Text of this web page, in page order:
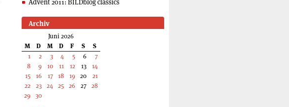
Advent 2011: BILDblog classics
Archiv
Juni 2026
M
D M D F S
S
1
2 3 4 5 6
7
8
9 10 11 12 13
14
15
16 17 18 19 20
21
22
23 24 25 26 27 28
29 30